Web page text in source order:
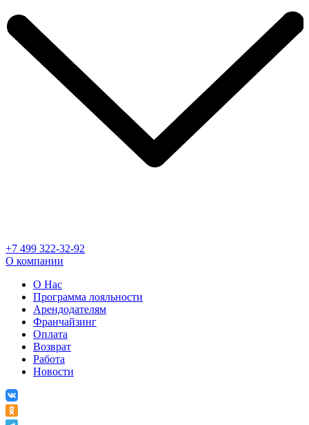
+7 499 322-32-92
О компании
О Нас
Программа лояльности
Арендодателям
Франчайзинг
Оплата
Возврат
Работа
Новости